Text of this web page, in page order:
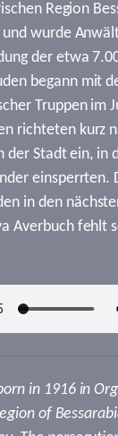
Region
wurde
der etwa
begann mit
Truppen im
richteten kurz
der Stadt ein, in
einsperrten.
in den
Averbuch fehlt
in 1916 in
of